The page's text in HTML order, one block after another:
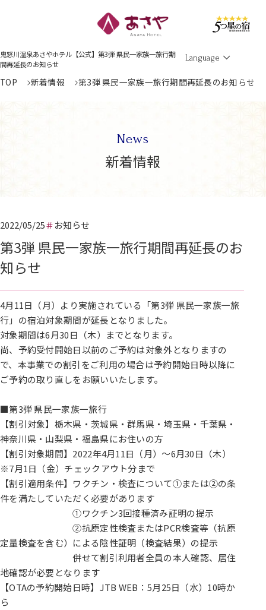
鬼怒川温泉あさやホテル【公式】第3弾 県民一家族一旅行期
間再延長のお知らせ
Language
TOP 新着情報 第3弾 県民一家族一旅行期間再延長のお知らせ
News
新着情報
2022/05/25 お知らせ
第3弾 県民一家族一旅行期間再延長のお
知らせ
4月11日（月）より実施されている「第3弾 県民一家族一旅
行」の宿泊対象期間が延長となりました。
対象期間は6月30日（木）までとなります。
尚、予約受付開始日以前のご予約は対象外となりますの
で、本事業での割引をご利用の場合は予約開始日時以降に
ご予約の取り直しをお願いいたします。
■第3弾 県民一家族一旅行
【割引対象】栃木県・茨城県・群馬県・埼玉県・千葉県・
神奈川県・山梨県・福島県にお住いの方
【割引対象期間】2022年4月11日（月）～6月30日（木）
※7月1日（金）チェックアウト分まで
【割引適用条件】ワクチン・検査について①または②の条
件を満たしていただく必要があります
①ワクチン3回接種済み証明の提示
②抗原定性検査またはPCR検査等（抗原
定量検査を含む）による陰性証明（検査結果）の提示
併せて割引利用者全員の本人確認、居住
地確認が必要となります
【OTAの予約開始日時】JTB WEB：5月25日（水）10時か
ら